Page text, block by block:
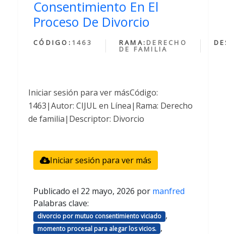
Consentimiento En El
Proceso De Divorcio
CÓDIGO: 1463 RAMA: DERECHO
DE FAMILIA
Iniciar sesión para ver másCódigo:
1463|Autor: CIJUL en Línea|Rama: Derecho
de familia|Descriptor: Divorcio
Iniciar sesión para ver más
Publicado el 22 mayo, 2026 por manfred
Palabras clave:
divorcio por mutuo consentimiento viciado ,
momento procesal para alegar los vicios. ,